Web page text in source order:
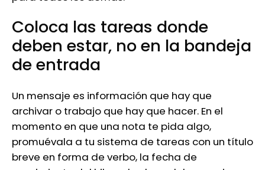
Coloca las tareas donde
deben estar, no en la bandeja
de entrada
Un mensaje es información que hay que
archivar o trabajo que hay que hacer. En el
momento en que una nota te pida algo,
promuévala a tu sistema de tareas con un título
breve en forma de verbo, la fecha de